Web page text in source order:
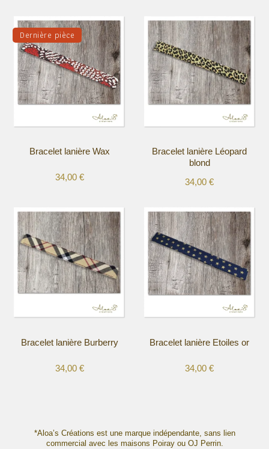
Dernière pièce
Bracelet lanière Wax
34,00 €
plusieurs
variations.
Les
options
peuvent
être
sur
page
Bracelet lanière Léopard
blond
34,00€
plusieurs
variations.
Les
options
peuvent
être
sur
page
Bracelet lanière Burberry
34,00 €
variations.
Bracelet lanière Etoiles or
34,00€
variations.
Les
*Aloa’s Créations est une marque indépendante, sans lien
commercial avec les maisons Poiray ou OJ Perrin.